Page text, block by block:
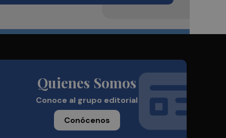
Quienes Somos
Conoce al grupo editorial
Conócenos